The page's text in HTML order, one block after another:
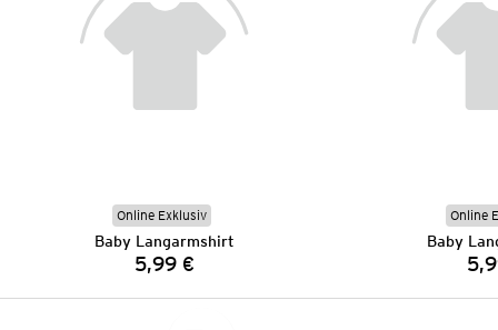
Online Exklusiv
Baby Langarmshirt
Preis:
5,99 €
Online
Baby